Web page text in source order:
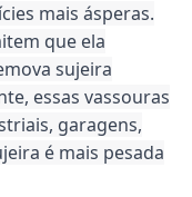
mais ásperas.
que ela
sujeira
essas vassouras
garagens,
é mais pesada